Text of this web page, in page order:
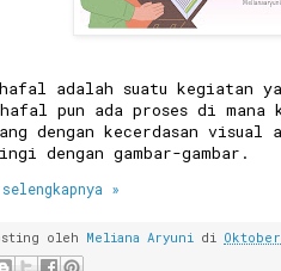
adalah suatu kegiatan
pun ada proses di mana
dengan kecerdasan visual
dengan gambar-gambar.
»
oleh Meliana Aryuni di